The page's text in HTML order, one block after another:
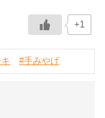
+1
#手みやげ